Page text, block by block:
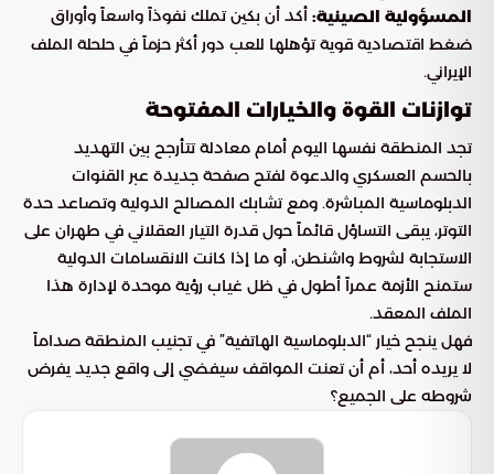
المسؤولية الصينية: أكد أن بكين تملك نفوذاً واسعاً وأوراق
ضغط اقتصادية قوية تؤهلها للعب دور أكثر حزماً في حلحلة الملف
الإيراني.
توازنات القوة والخيارات المفتوحة
تجد المنطقة نفسها اليوم أمام معادلة تتأرجح بين التهديد
بالحسم العسكري والدعوة لفتح صفحة جديدة عبر القنوات
الدبلوماسية المباشرة. ومع تشابك المصالح الدولية وتصاعد حدة
التوتر، يبقى التساؤل قائماً حول قدرة التيار العقلاني في طهران على
الاستجابة لشروط واشنطن، أو ما إذا كانت الانقسامات الدولية
ستمنح الأزمة عمراً أطول في ظل غياب رؤية موحدة لإدارة هذا
الملف المعقد.
فهل ينجح خيار “الدبلوماسية الهاتفية” في تجنيب المنطقة صداماً
لا يريده أحد، أم أن تعنت المواقف سيفضي إلى واقع جديد يفرض
شروطه على الجميع؟